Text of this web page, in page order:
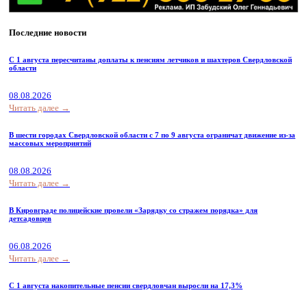
Последние новости
С 1 августа пересчитаны доплаты к пенсиям летчиков и шахтеров Свердловской
области
08.08.2026
Читать далее →
В шести городах Свердловской области с 7 по 9 августа ограничат движение из-за
массовых мероприятий
08.08.2026
Читать далее →
В Кировграде полицейские провели «Зарядку со стражем порядка» для
детсадовцев
06.08.2026
Читать далее →
С 1 августа накопительные пенсии свердловчан выросли на 17,3%